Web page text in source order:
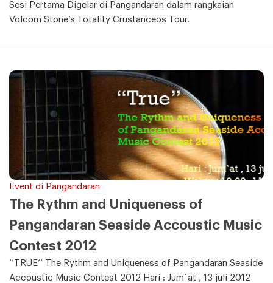
Sesi Pertama Digelar di Pangandaran dalam rangkaian
Volcom Stone’s Totality Crustanceos Tour.
Event di Pangandaran
The Rythm and Uniqueness of
Pangandaran Seaside Accoustic Music
Contest 2012
’’TRUE’’ The Rythm and Uniqueness of Pangandaran Seaside
Accoustic Music Contest 2012 Hari : Jum`at , 13 juli 2012